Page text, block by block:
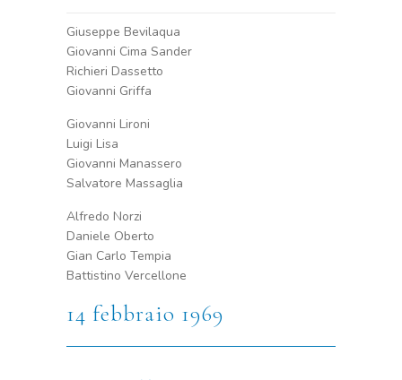
Giuseppe Bevilaqua
Giovanni Cima Sander
Richieri Dassetto
Giovanni Griffa
Giovanni Lironi
Luigi Lisa
Giovanni Manassero
Salvatore Massaglia
Alfredo Norzi
Daniele Oberto
Gian Carlo Tempia
Battistino Vercellone
14 febbraio 1969